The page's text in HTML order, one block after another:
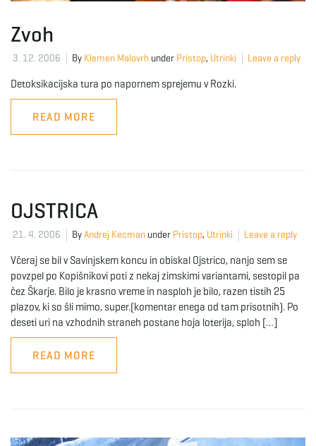
Zvoh
3. 12. 2006 By Klemen Malovrh under Pristop, Utrinki Leave a reply
Detoksikacijska tura po napornem sprejemu v Rozki.
READ MORE
OJSTRICA
21. 4. 2006 ByAndrej Kecman under Pristop, Utrinki Leave a reply
Včeraj se bil v Savinjskem koncu in obiskal Ojstrico, nanjo sem se
povzpel po Kopišnikovi poti z nekaj zimskimi variantami, sestopil pa
čez Škarje. Bilo je krasno vreme in nasploh je bilo, razen tistih 25
plazov, ki so šli mimo, super.(komentar enega od tam prisotnih). Po
deseti uri na vzhodnih straneh postane hoja loterija, sploh […]
READ MORE